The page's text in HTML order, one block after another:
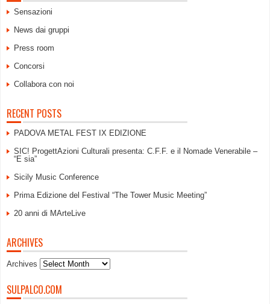
Sensazioni
News dai gruppi
Press room
Concorsi
Collabora con noi
RECENT POSTS
PADOVA METAL FEST IX EDIZIONE
SIC! ProgettAzioni Culturali presenta: C.F.F. e il Nomade Venerabile –
“E sia”
Sicily Music Conference
Prima Edizione del Festival “The Tower Music Meeting”
20 anni di MArteLive
ARCHIVES
Archives
SULPALCO.COM